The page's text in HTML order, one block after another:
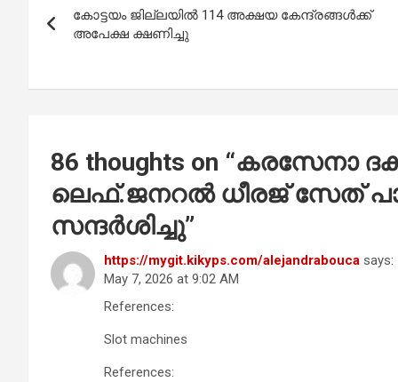
o
o
A
p
navigation
കോട്ടയം ജില്ലയിൽ 114 അക്ഷയ കേന്ദ്രങ്ങൾക്ക്
അപേക്ഷ ക്ഷണിച്ചു
86 thoughts on “കരസേനാ
ലെഫ്.ജനറൽ ധീരജ് സേത്
സന്ദർശിച്ചു”
https://mygit.kikyps.com/alejandrabouca says:
May 7, 2026 at 9:02 AM
References:
Slot machines
References: